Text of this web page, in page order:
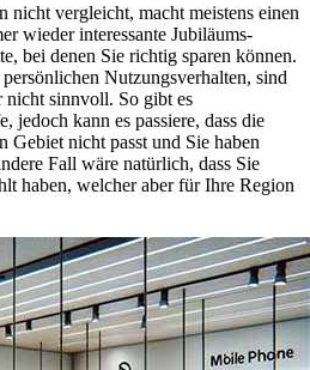
vergleicht, macht meistens einen
wieder interessante Jubiläums-
bei denen Sie richtig sparen können.
Nutzungsverhalten, sind
nicht sinnvoll. So gibt es
jedoch kann es passiere, dass die
nicht passt und Sie haben
Fall wäre natürlich, dass Sie
haben, welcher aber für Ihre Region